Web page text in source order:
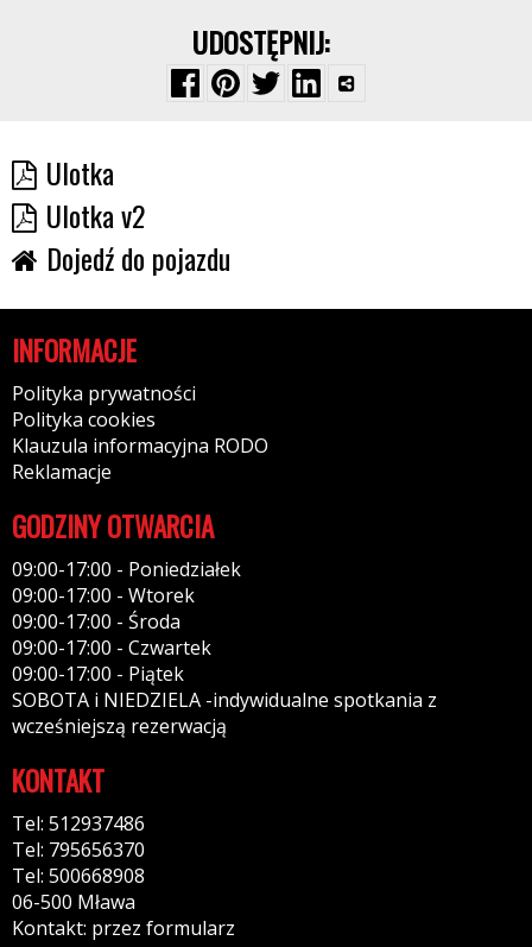
UDOSTĘPNIJ:
Ulotka
Ulotka v2
Dojedź do pojazdu
INFORMACJE
Polityka prywatności
Polityka cookies
Klauzula informacyjna RODO
Reklamacje
GODZINY OTWARCIA
09:00-17:00 - Poniedziałek
09:00-17:00 - Wtorek
09:00-17:00 - Środa
09:00-17:00 - Czwartek
09:00-17:00 - Piątek
SOBOTA i NIEDZIELA -indywidualne spotkania z
wcześniejszą rezerwacją
KONTAKT
Tel: 512937486
Tel: 795656370
Tel: 500668908
06-500 Mława
Kontakt: przez formularz